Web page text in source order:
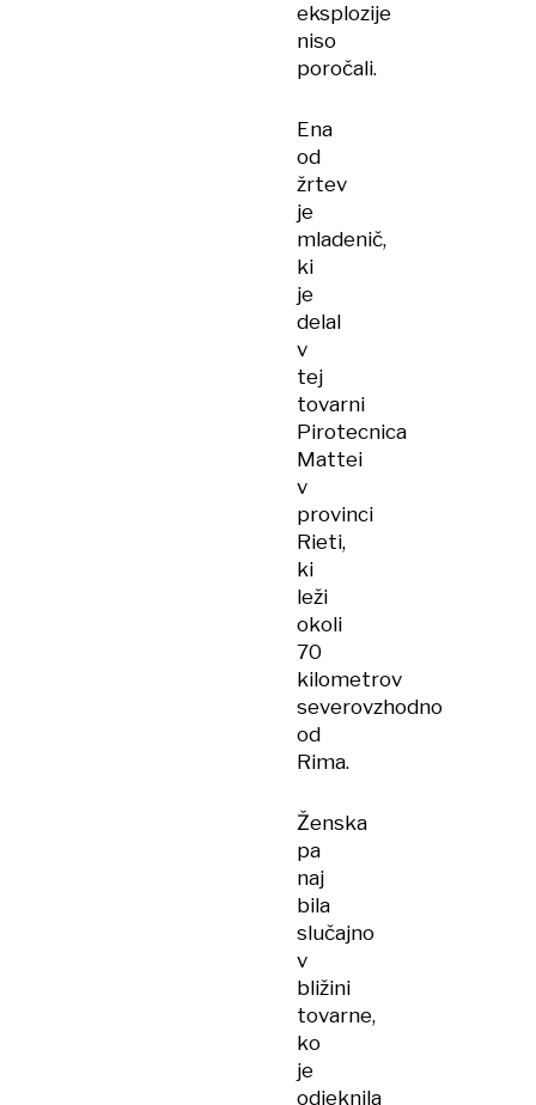
eksplozije
niso
poročali.
Ena
od
žrtev
je
mladenič,
ki
je
delal
v
tej
tovarni
Pirotecnica
Mattei
v
provinci
Rieti,
ki
leži
okoli
70
kilometrov
severovzhodno
od
Rima.
Ženska
pa
naj
bila
slučajno
v
bližini
tovarne,
ko
je
odjeknila